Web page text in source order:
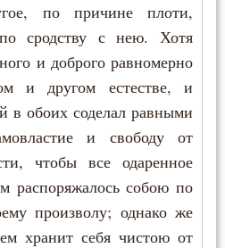
по причине плоти,
сродству с нею. Хотя
и доброго равномерно
и другом естестве, и
в обоих соделал равными
и свободу от
чтобы все одаренное
распоряжалось собою по
произволу; однако же
хранит себя чистою от